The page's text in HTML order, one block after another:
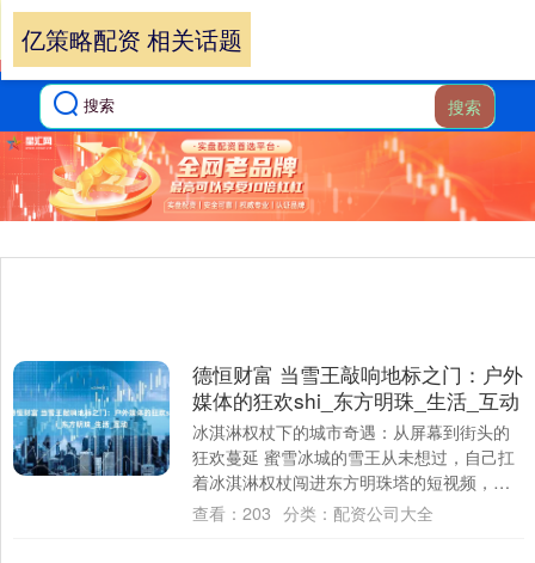
搜索
亿策略配资 相关话题
德恒财富 当雪王敲响地标之门：户外
媒体的狂欢shi_东方明珠_生活_互动
冰淇淋权杖下的城市奇遇：从屏幕到街头的
狂欢蔓延 蜜雪冰城的雪王从未想过，自己扛
着冰淇淋权杖闯进东方明珠塔的短视频，会
引发一场席卷全城的 “被攻击” 狂欢。网友
查看： 203 分类： 配资公司大全